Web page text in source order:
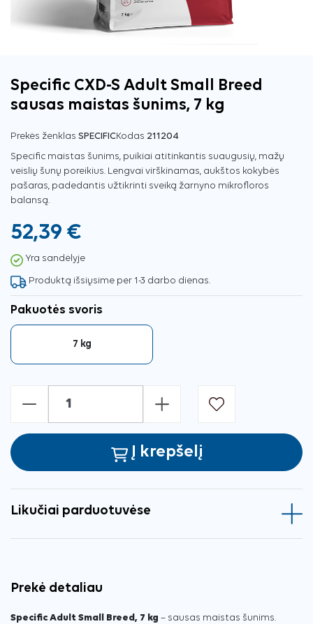
Specific CXD-S Adult Small Breed
sausas maistas šunims, 7 kg
Prekės ženklas SPECIFICKodas 211204
Specific maistas šunims, puikiai atitinkantis suaugusių, mažų
veislių šunų poreikius. Lengvai virškinamas, aukštos kokybės
pašaras, padedantis užtikrinti sveiką žarnyno mikrofloros
balansą.
52,39 €
Yra sandėlyje
Produktą išsiųsime per 1-3 darbo dienas.
Pakuotės svoris
7 kg
- +
Į krepšelį
Likučiai parduotuvėse
Prekė detaliau
Specific Adult Small Breed, 7 kg – sausas maistas šunims.